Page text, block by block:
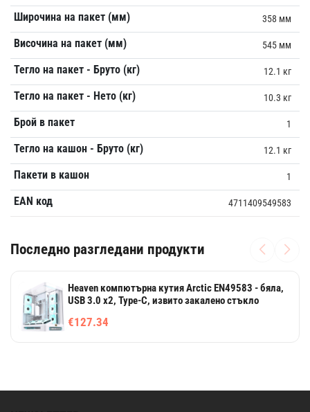
Широчина на пакет (мм) 358 мм
Височина на пакет (мм) 545 мм
Тегло на пакет - Бруто (кг) 12.1 кг
Тегло на пакет - Нето (кг) 10.3 кг
Брой в пакет 1
Тегло на кашон - Бруто (кг) 12.1 кг
Пакети в кашон 1
EAN код 4711409549583
Последно разгледани продукти
Heaven компютърна кутия Arctic EN49583 - бяла,
USB 3.0 x2, Type-C, извито закалено стъкло
€127.34